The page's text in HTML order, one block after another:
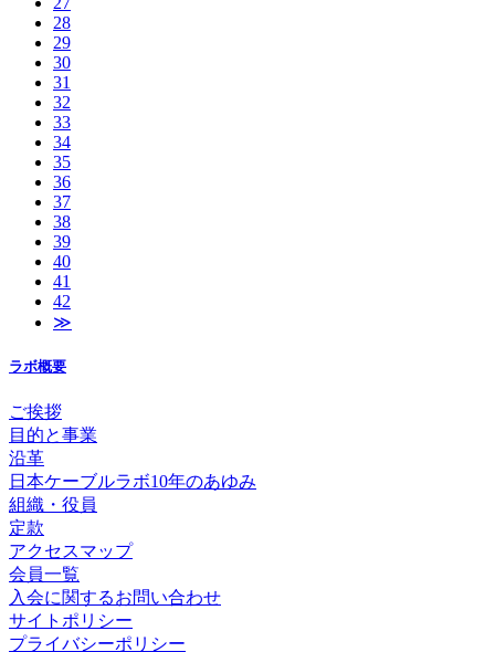
28
29
30
31
32
33
34
35
36
37
38
39
40
41
42
≫
ラボ概要
ご挨拶
目的と事業
沿革
日本ケーブルラボ10年のあゆみ
組織・役員
定款
アクセスマップ
会員一覧
入会に関するお問い合わせ
サイトポリシー
プライバシーポリシー